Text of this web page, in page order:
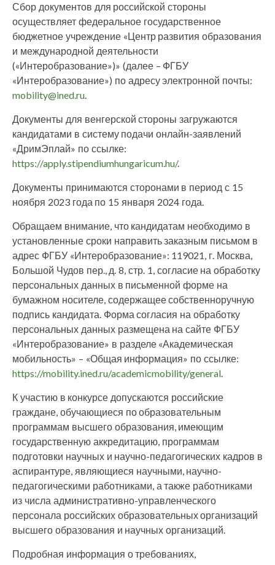
Сбор документов для российской стороны
осуществляет федеральное государственное
бюджетное учреждение «Центр развития образования
и международной деятельности
(«Интеробразование»)» (далее – ФГБУ
«Интеробразование») по адресу электронной почты:
mobility@ined.ru.
Документы для венгерской стороны загружаются
кандидатами в систему подачи онлайн-заявлений
«ДримЭплай» по ссылке:
https://apply.stipendiumhungaricum.hu/.
Документы принимаются сторонами в период с 15
ноября 2023 года по 15 января 2024 года.
Обращаем внимание, что кандидатам необходимо в
установленные сроки направить заказным письмом в
адрес ФГБУ «Интеробразование»: 119021, г. Москва,
Большой Чудов пер., д. 8, стр. 1, согласие на обработку
персональных данных в письменной форме на
бумажном носителе, содержащее собственноручную
подпись кандидата. Форма согласия на обработку
персональных данных размещена на сайте ФГБУ
«Интеробразование» в разделе «Академическая
мобильность» – «Общая информация» по ссылке:
https://mobility.ined.ru/academicmobility/general.
К участию в конкурсе допускаются российские
граждане, обучающиеся по образовательным
программам высшего образования, имеющим
государственную аккредитацию, программам
подготовки научных и научно-педагогических кадров в
аспирантуре, являющиеся научными, научно-
педагогическими работниками, а также работниками
из числа административно-управленческого
персонала российских образовательных организаций
высшего образования и научных организаций.
Подробная информация о требованиях,